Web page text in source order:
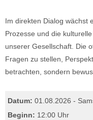
Im direkten Dialog wächst
Prozesse und die
unserer Gesellschaft. Die
Fragen zu stellen,
betrachten, sondern
Datum: 01.08.2026 -
Beginn: 12:00 Uhr